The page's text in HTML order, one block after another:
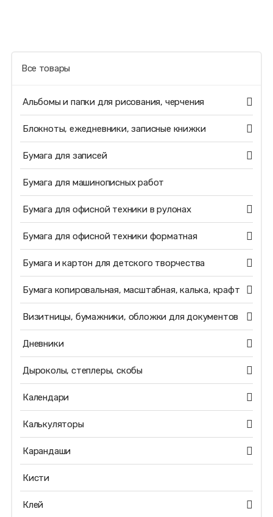
Все товары
Альбомы и папки для рисования, черчения
Блокноты, ежедневники, записные книжки
Бумага для записей
Бумага для машинописных работ
Бумага для офисной техники в рулонах
Бумага для офисной техники форматная
Бумага и картон для детского творчества
Бумага копировальная, масштабная, калька, крафт
Визитницы, бумажники, обложки для документов
Дневники
Дыроколы, степлеры, скобы
Календари
Калькуляторы
Карандаши
Кисти
Клей